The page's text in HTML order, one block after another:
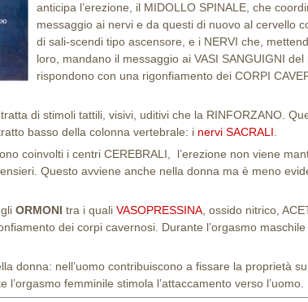
anticipa l’erezione, il MIDOLLO SPINALE, che
messaggio ai nervi e da questi di nuovo al cervello
di sali-scendi tipo ascensore, e i NERVI che,
loro, mandano il messaggio ai VASI SANGUIGNI del
rispondono con una rigonfiamento dei CORPI
tratta di stimoli tattili, visivi, uditivi che la RINFORZANO.
basso della colonna vertebrale: i nervi SACRALI
coinvolti i centri CEREBRALI, l’erezione non viene
Questo avviene anche nella donna ma è meno
ORMONItra i qualiVASOPRESSINA , ossido nitrico,
dei corpi cavernosi. Durante l’orgasmo
donna: nell’uomo contribuiscono a fissare la proprietà
femminile stimola l’attaccamento verso l’uomo.